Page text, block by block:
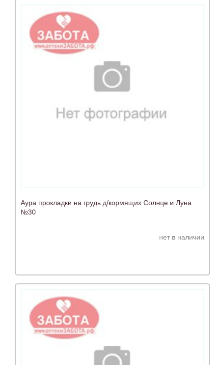
Аура прокладки на грудь д/кормящих Солнце и Луна
№30
нет в наличии